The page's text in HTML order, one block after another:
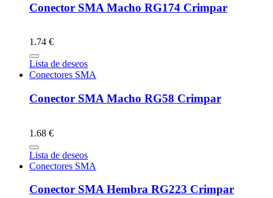
Conector SMA Macho RG174 Crimpar
1.74 €
Lista de deseos
Conectores SMA
Conector SMA Macho RG58 Crimpar
1.68 €
Lista de deseos
Conectores SMA
Conector SMA Hembra RG223 Crimpar